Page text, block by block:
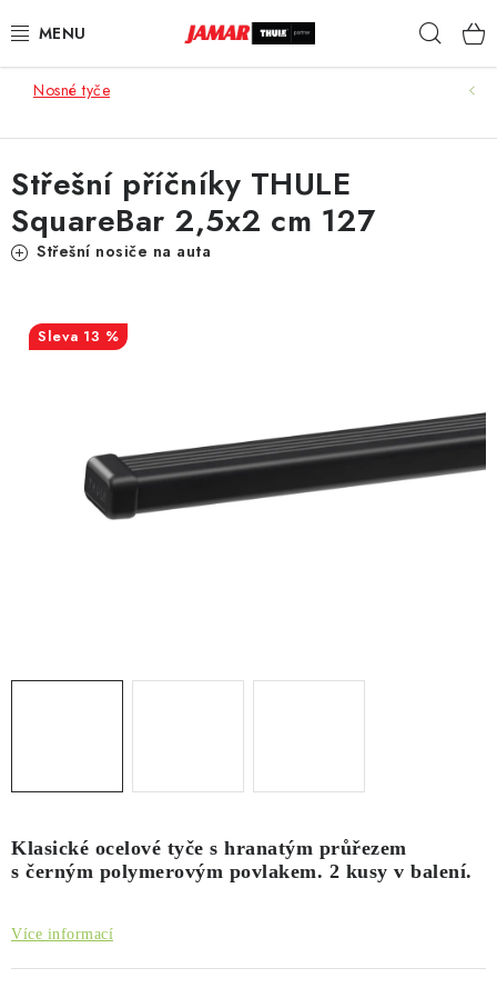
na
STŘEŠNÍ NOSIČE
STŘEŠNÍ BOXY
KOČÁRKY
DĚTSKÉ ZBOŽÍ
PŮJČOVNA
STŘEŠNÍ KOŠE
AUTOSTANY
Nosné tyče
Klasické ocelové tyče s hranatým průřezem
s černým polymerovým povlakem. 2 kusy v balení.
Více informací
Střešní příčníky THULE
SquareBar 2,5x2 cm 127
Střešní nosiče na auta
13 %